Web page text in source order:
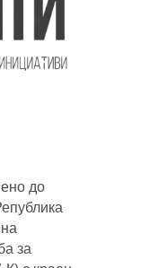
до
за